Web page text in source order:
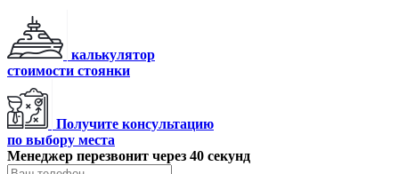
калькулятор
стоимости стоянки
Получите консультацию
по выбору места
Менеджер перезвонит через 40 секунд